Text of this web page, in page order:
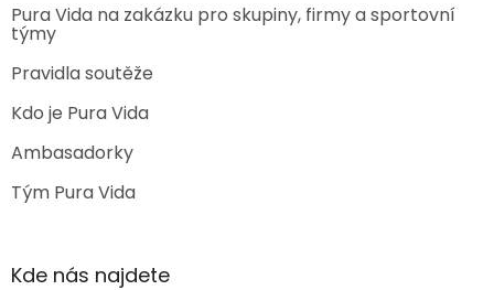
Pura Vida na zakázku pro skupiny, firmy a sportovní
týmy
Pravidla soutěže
Kdo je Pura Vida
Ambasadorky
Tým Pura Vida
Kde nás najdete